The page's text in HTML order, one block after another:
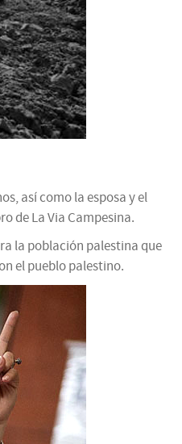
así como la esposa y el
de La Via Campesina.
la población palestina que
el pueblo palestino.